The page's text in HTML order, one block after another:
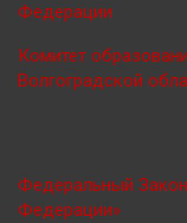
Федерации
Комитет
Волгоградской
Федеральный
Федерации»